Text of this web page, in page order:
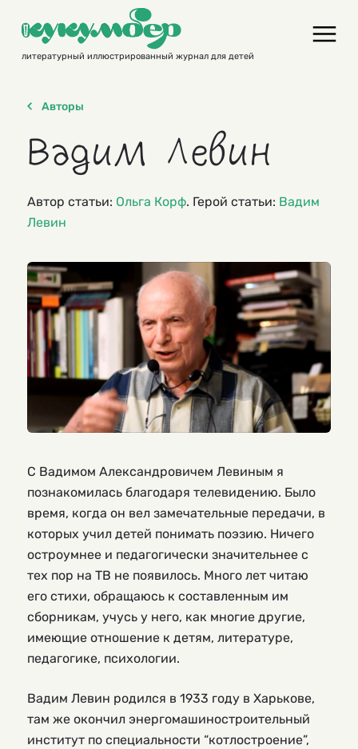
contentлитературный иллюстрированный журнал для детей
Авторы
Вадим Левин
Автор статьи: Ольга Корф. Герой статьи: Вадим
Левин
С Вадимом Александровичем Левиным я
познакомилась благодаря телевидению. Было
время, когда он вел замечательные передачи, в
которых учил детей понимать поэзию. Ничего
остроумнее и педагогически значительнее с
тех пор на ТВ не появилось. Много лет читаю
его стихи, обращаюсь к составленным им
сборникам, учусь у него, как многие другие,
имеющие отношение к детям, литературе,
педагогике, психологии.
Вадим Левин родился в 1933 году в Харькове,
там же окончил энергомашиностроительный
институт по специальности “котлостроение”,